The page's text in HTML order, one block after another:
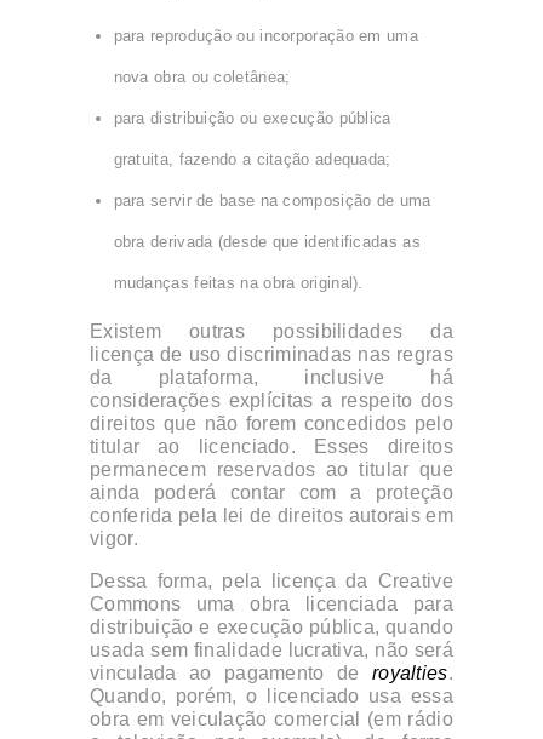
para reprodução ou incorporação em uma
nova obra ou coletânea;
para distribuição ou execução pública
gratuita, fazendo a citação adequada;
para servir de base na composição de uma
obra derivada (desde que identificadas as
mudanças feitas na obra original).
Existem outras possibilidades da
licença de uso discriminadas nas regras
da plataforma, inclusive há
considerações explícitas a respeito dos
direitos que não forem concedidos pelo
titular ao licenciado. Esses direitos
permanecem reservados ao titular que
ainda poderá contar com a proteção
conferida pela lei de direitos autorais em
vigor.
Dessa forma, pela licença da Creative
Commons uma obra licenciada para
distribuição e execução pública, quando
usada sem finalidade lucrativa, não será
vinculada ao pagamento de royalties.
Quando, porém, o licenciado usa essa
obra em veiculação comercial (em rádio